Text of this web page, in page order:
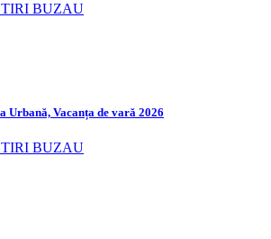
BUZAU
Urbană, Vacanța de vară 2026
BUZAU